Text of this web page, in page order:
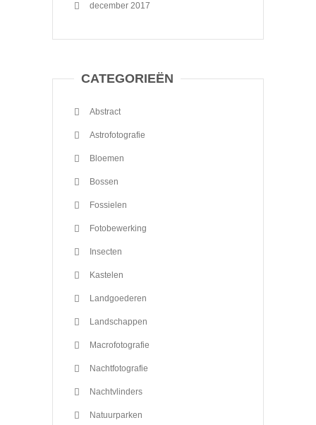
december 2017
CATEGORIEËN
Abstract
Astrofotografie
Bloemen
Bossen
Fossielen
Fotobewerking
Insecten
Kastelen
Landgoederen
Landschappen
Macrofotografie
Nachtfotografie
Nachtvlinders
Natuurparken